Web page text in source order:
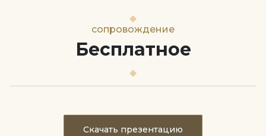
сопровождение
Бесплатное
Скачать презентацию